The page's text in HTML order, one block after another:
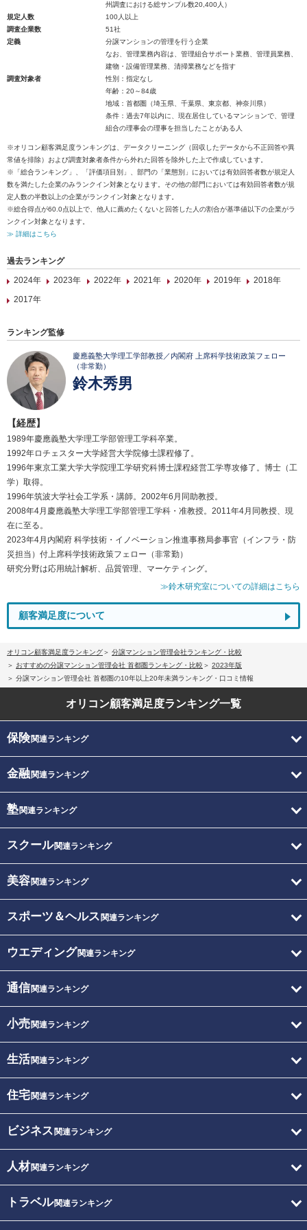
州調査における総サンプル数20,400人）
規定人数
100人以上
調査企業数
51社
定義
分譲マンションの管理を行う企業
なお、管理業務内容は、管理組合サポート業務、管理員業務、
建物・設備管理業務、清掃業務などを指す
調査対象者
性別：指定なし
年齢：20～84歳
地域：首都圏（埼玉県、千葉県、東京都、神奈川県）
条件：過去7年以内に、現在居住しているマンションで、管理
組合の理事会の理事を担当したことがある人
※オリコン顧客満足度ランキングは、データクリーニング（回収したデータから不正回答や異
常値を排除）および調査対象者条件から外れた回答を除外した上で作成しています。
※「総合ランキング」、「評価項目別」、部門の「業態別」においては有効回答者数が規定人
数を満たした企業のみランクイン対象となります。その他の部門においては有効回答者数が規
定人数の半数以上の企業がランクイン対象となります。
※総合得点が60.0点以上で、他人に薦めたくないと回答した人の割合が基準値以下の企業がラ
ンクイン対象となります。
≫ 詳細はこちら
過去ランキング
2024年
2023年 2022年 2021年 2020年 2019年
2018年
2017年
ランキング監修
慶應義塾大学理工学部教授／内閣府 上席科学技術政策フェロー
（非常勤）
鈴木秀男
【経歴】
1989年慶應義塾大学理工学部管理工学科卒業。
1992年ロチェスター大学経営大学院修士課程修了。
1996年東京工業大学大学院理工学研究科博士課程経営工学専攻修了。博士（工
学）取得。
1996年筑波大学社会工学系・講師。2002年6月同助教授。
2008年4月慶應義塾大学理工学部管理工学科・准教授。2011年4月同教授、現
在に至る。
2023年4月内閣府 科学技術・イノベーション推進事務局参事官（インフラ・防
災担当）付上席科学技術政策フェロー（非常勤）
研究分野は応用統計解析、品質管理、マーケティング。
≫鈴木研究室についての詳細はこちら
顧客満足度について
オリコン顧客満足度ランキング
分譲マンション管理会社ランキング・比較
おすすめの分譲マンション管理会社 首都圏ランキング・比較
2023年版
分譲マンション管理会社 首都圏の10年以上20年未満ランキング・口コミ情報
オリコン顧客満足度ランキング一覧
保険関連ランキング
金融関連ランキング
塾関連ランキング
スクール関連ランキング
美容関連ランキング
スポーツ＆ヘルス 関連ランキング
ウエディング関連ランキング
通信関連ランキング
小売関連ランキング
生活関連ランキング
住宅関連ランキング
ビジネス 関連ランキング
人材関連ランキング
トラベル関連ランキング